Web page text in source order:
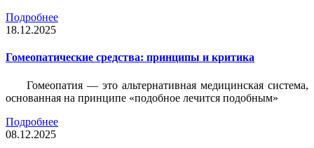
Подробнее
18.12.2025
Гомеопатические средства: принципы и критика
Гомеопатия — это альтернативная медицинская система,
основанная на принципе «подобное лечится подобным»
Подробнее
08.12.2025